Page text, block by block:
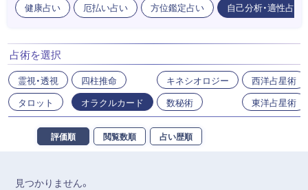
健康占い 厄払い占い 方位鑑定占い 自己分析・適性占い
占術を選択
霊視・透視
タロット
四柱推命
オラクルカード
キネシオロジー
数秘術
西洋占星術
東洋占星術
評価順 閲覧数順 占い歴順
見つかりません。